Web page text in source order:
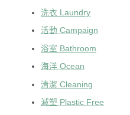
洗衣 Laundry
活動 Campaign
浴室 Bathroom
海洋 Ocean
清潔 Cleaning
減塑 Plastic Free